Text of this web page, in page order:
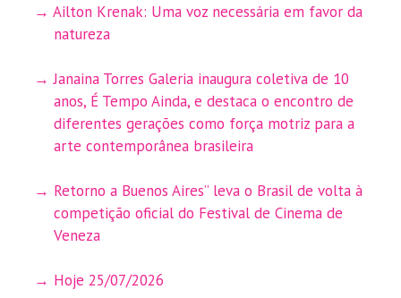
Ailton Krenak: Uma voz necessária em favor da
natureza
Janaina Torres Galeria inaugura coletiva de 10
anos, É Tempo Ainda, e destaca o encontro de
diferentes gerações como força motriz para a
arte contemporânea brasileira
Retorno a Buenos Aires” leva o Brasil de volta à
competição oficial do Festival de Cinema de
Veneza
Hoje 25/07/2026